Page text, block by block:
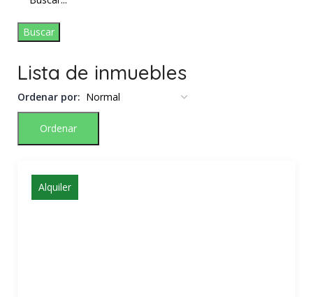
Buscar
Lista de inmuebles
Ordenar por:
Ordenar
Alquiler